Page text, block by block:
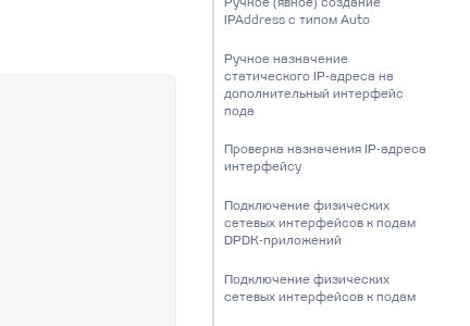
IPAddress с типом Auto
Ручное назначение
статического IP-адреса на
дополнительный интерфейс
пода
Проверка назначения IP-адреса
интерфейсу
Подключение физических
сетевых интерфейсов к подам
DPDK-приложений
Подключение физических
сетевых интерфейсов к подам